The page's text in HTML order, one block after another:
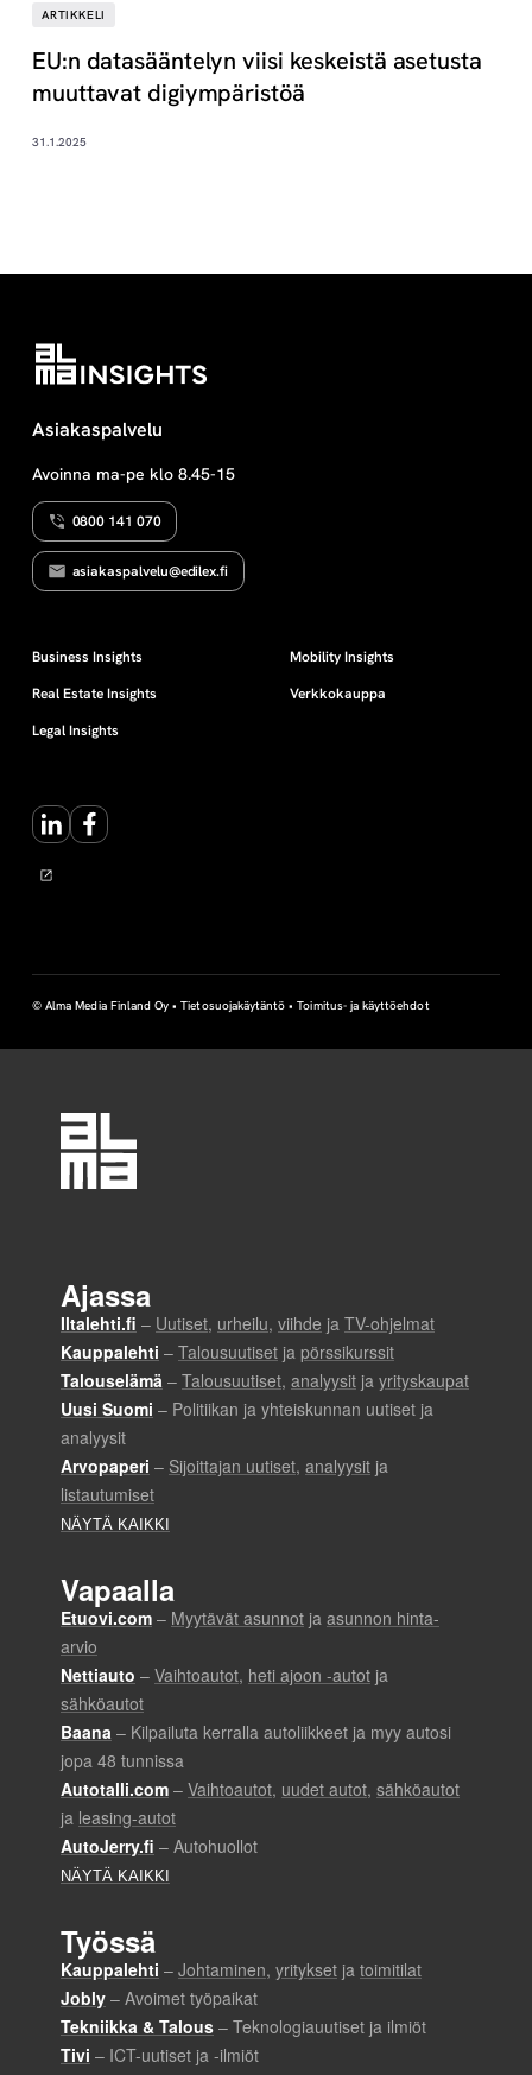
ARTIKKELI
EU:n datasääntelyn viisi keskeistä asetusta
muuttavat digiympäristöä
31.1.2025
Asiakaspalvelu
Avoinna ma-pe klo 8.45-15
0800 141 070
asiakaspalvelu@edilex.fi
Business Insights
Real Estate Insights
Legal Insights
Mobility Insights
Verkkokauppa
LinkedInFacebook
© Alma Media Finland Oy •Tietosuojakäytäntö •Toimitus- ja käyttöehdot